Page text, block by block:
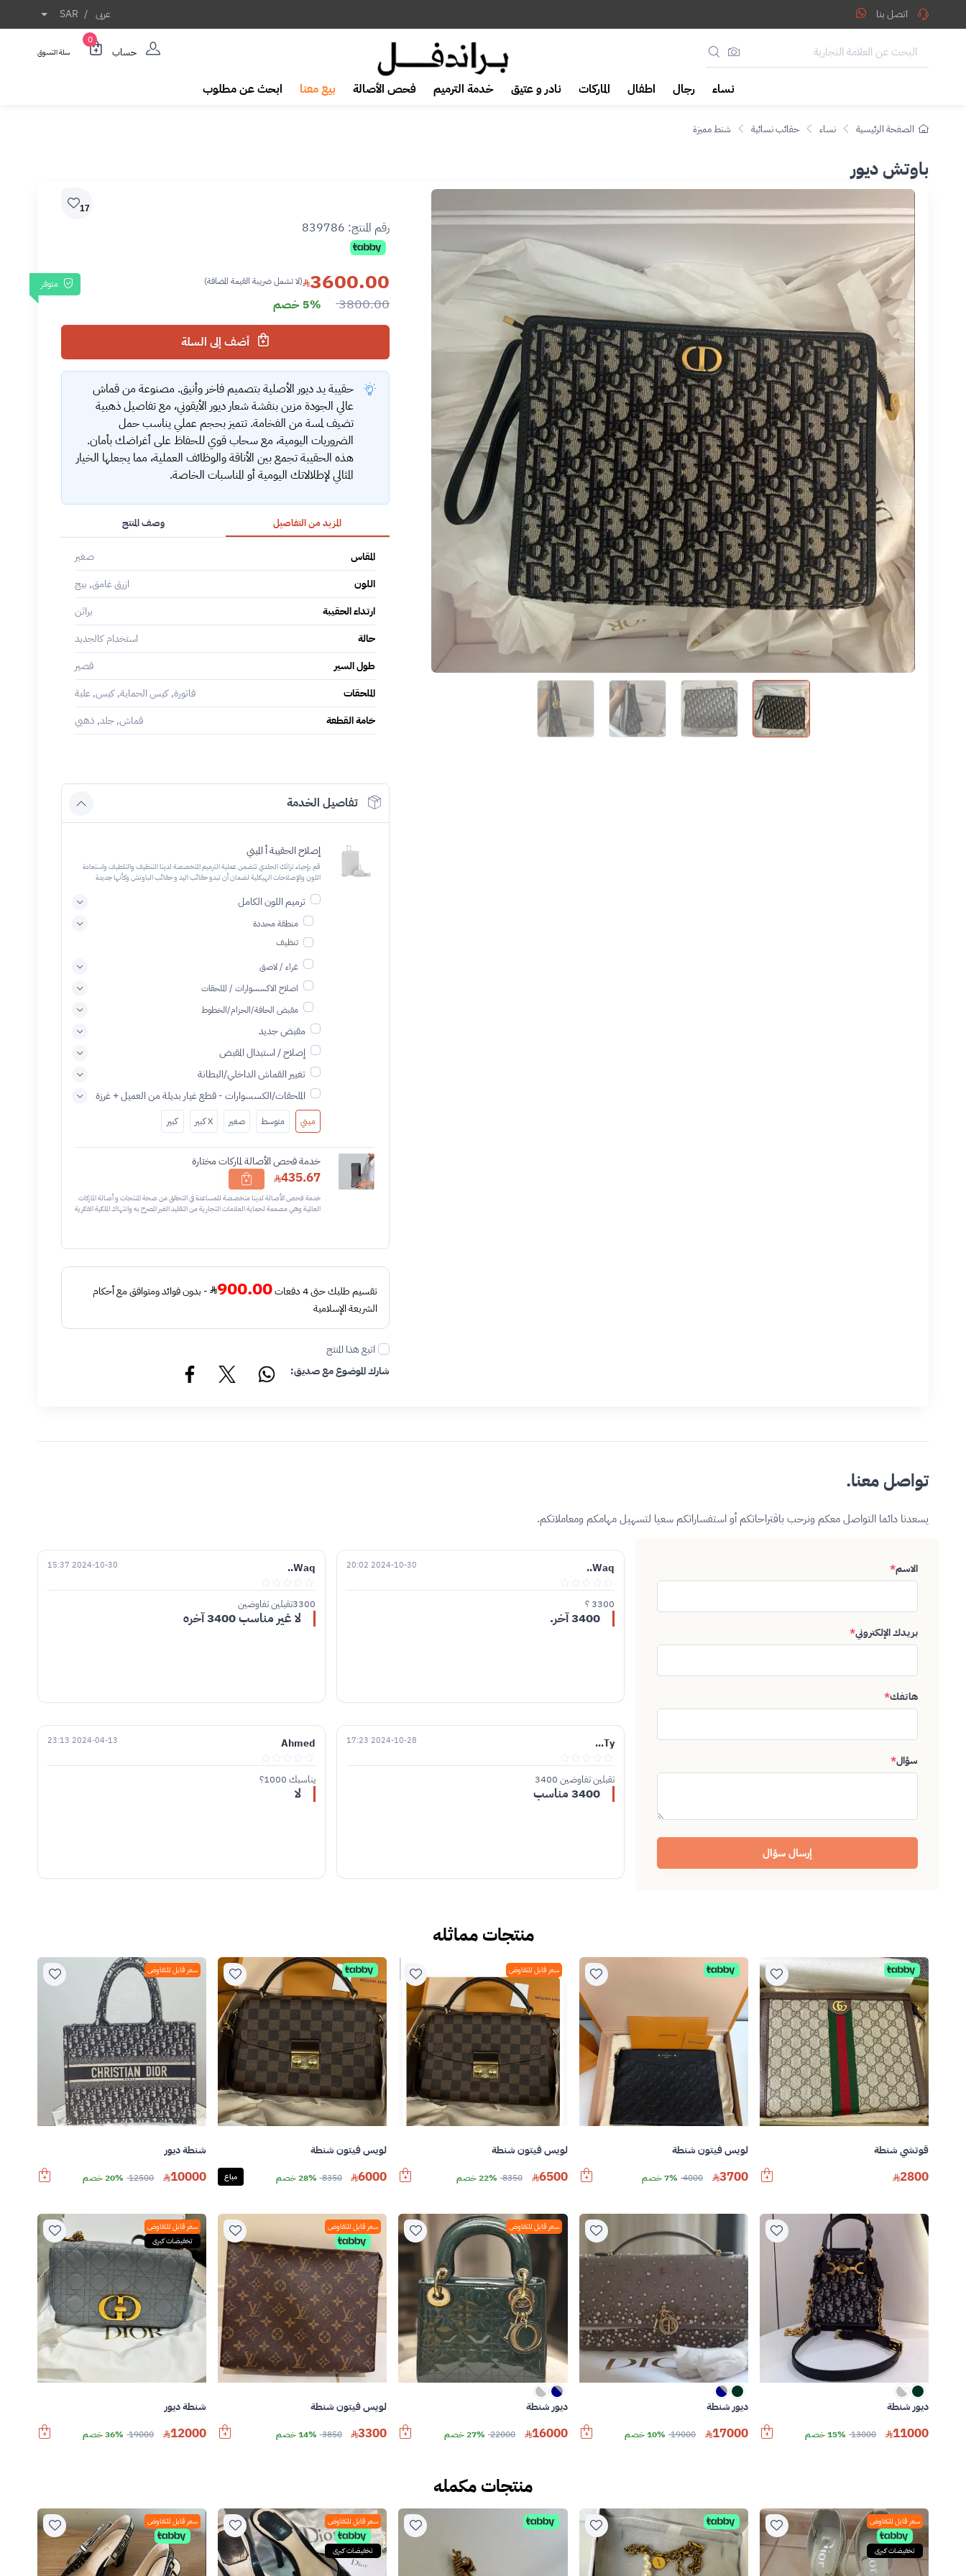
اتصل بنا عربى /
SAR
حساب
0
سلة التسوق
نساء رجال اطفال الماركات نادر و عتيق خدمة الترميم فحص الأصالة بيع معنا ابحث عن مطلوب
الصفحة الرئيسية نساء حقائب نسائية شنط مميزة
باوتش ديور
17
رقم المنتج: 839786
متوفر 3600.00 (لا تشمل ضريبة القيمة المضافة)
3800.00 5% خصم
أضف إلى السلة
حقيبة يد ديور الأصلية بتصميم فاخر وأنيق. مصنوعة من قماش
عالي الجودة مزين بنقشة شعار ديور الأيقوني، مع تفاصيل ذهبية
تضيف لمسة من الفخامة. تتميز بحجم عملي يناسب حمل
الضروريات اليومية، مع سحاب قوي للحفاظ على أغراضك بأمان.
هذه الحقيبة تجمع بين الأناقة والوظائف العملية، مما يجعلها الخيار
المثالي لإطلالاتك اليومية أو المناسبات الخاصة.
المزيد من التفاصيل
المقاس
صغير
اللون
ازرق غامق, بيج
ارتداء الحقيبة
براثن
حالة
استخدام كالجديد
طول السير
قصير
الملحقات
فاتورة, كيس الحماية, كيس, علبة
خامة القطعة
قماش, جلد, ذهبي
وصف المنتج
تفاصيل الخدمة
إصلاح الحقيبة أ الميني
قم بإحياء تراثك الجلدي تتضمن عملية الترميم المتخصصة لدينا التنظيف والتلطيف واستعادة
اللون والإصلاحات الهيكلية لضمان أن تبدو حقائب اليد و حقائب الباوتش وكأنها جديدة
ترميم اللون الكامل
منطقة محددة
تنظيف
غراء / لاصق
اصلاح الاكسسوارات / الملحقات
مقبض الحافة/الحزام/الخطوط
مقبض جديد
إصلاح / استبدال المقبض
تغيير القماش الداخلي/البطانة
الملحقات/الكسسوارات - قطع غيار بديلة من العميل + غرزة
ميني متوسط صغير X كبير كبير
خدمة فحص الأصالة لماركات مختارة
435.67
خدمة فحص الأصالة لدينا متخصصة للمساعدة في التحقق من صحة المنتجات و أصالة الماركات
العالمية وهي مصممة لحماية العلامات التجارية من التقليد الغير المصرح به وانتهاك الملكية الفكرية
داخلي في القطعه
تقسيم طلبك حتى 4 دفعات 900.00 - بدون فوائد ومتوافق مع أحكام
الشريعة الإسلامية
اتبع هذا المنتج
شارك الموضوع مع صديق:
تواصل معنا.
يسعدنا دائما التواصل معكم ونرحب باقتراحاتكم أو استفساراتكم سعيا لتسهيل مهامكم ومعاملاتكم.
الاسم*
بريدك الإلكتروني*
هاتفك*
سؤال*
إرسال سؤال
Waq..
2024-10-30 20:02
3300 ؟
3400 آخر.
Waq..
2024-10-30 15:37
3300تقبلين تفاوضين
لا غير مناسب 3400 آخره
Ty...
2024-10-28 17:23
تقبلين تفاوضين 3400
3400 مناسب
Ahmed
2024-04-13 23:13
يناسبك 1000؟
لا
منتجات مماثله
قوتشي شنطة
2800
لويس فيتون شنطة
3700
4000 7% خصم
سعر قابل للتفاوض
لويس فيتون شنطة
6500
8350 22% خصم
لويس فيتون شنطة
6000
8350 28% خصم مباع
سعر قابل للتفاوض
شنطة ديور
10000
12500 20% خصم
ديور شنطة
11000
13000 15% خصم
ديور شنطة
17000
19000 10% خصم
سعر قابل للتفاوض
ديور شنطة
16000
22000 27% خصم
سعر قابل للتفاوض
لويس فيتون شنطة
3300
3850 14% خصم
سعر قابل للتفاوض
تخفيضات كبرى
شنطة ديور
12000
19000 36% خصم
منتجات مكمله
سعر قابل للتفاوض
تخفيضات كبرى
سعر قابل للتفاوض
تخفيضات كبرى
سعر قابل للتفاوض